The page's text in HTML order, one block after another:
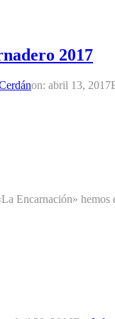
2017
on: abril 13, 2017
Encarnación» hemos